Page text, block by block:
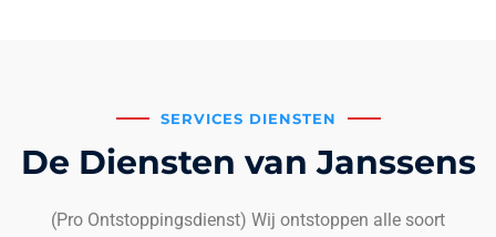
SERVICES DIENSTEN
De Diensten van Janssens
(Pro Ontstoppingsdienst) Wij ontstoppen alle soort